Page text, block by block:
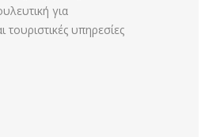
για
τουριστικές υπηρεσίες